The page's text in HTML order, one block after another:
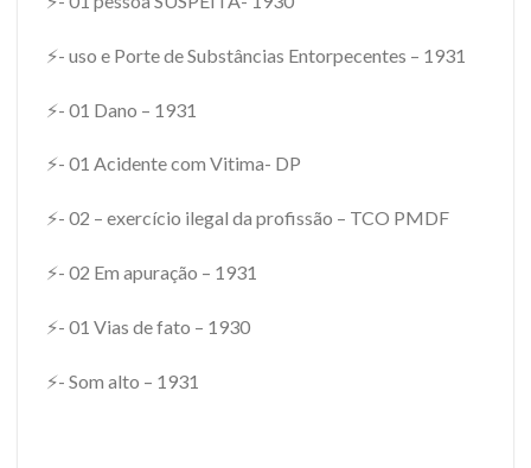
⚡- uso e Porte de Substâncias Entorpecentes – 1931
⚡- 01 Dano – 1931
⚡- 01 Acidente com Vitima- DP
⚡- 02 – exercício ilegal da profissão – TCO PMDF
⚡- 02 Em apuração – 1931
⚡- 01 Vias de fato – 1930
⚡- Som alto – 1931